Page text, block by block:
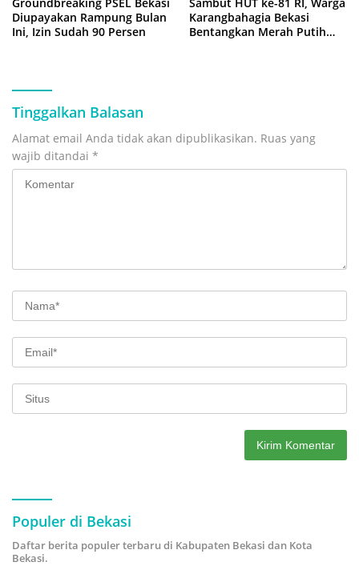
Diupayakan Rampung Bulan
Ini, Izin Sudah 90 Persen
Karangbahagia Bekasi
Bentangkan Merah Putih
Tinggalkan Balasan
Alamat email Anda tidak akan dipublikasikan. Ruas yang
wajib ditandai *
Populer di Bekasi
Daftar berita populer terbaru di Kabupaten Bekasi dan Kota
Bekasi.